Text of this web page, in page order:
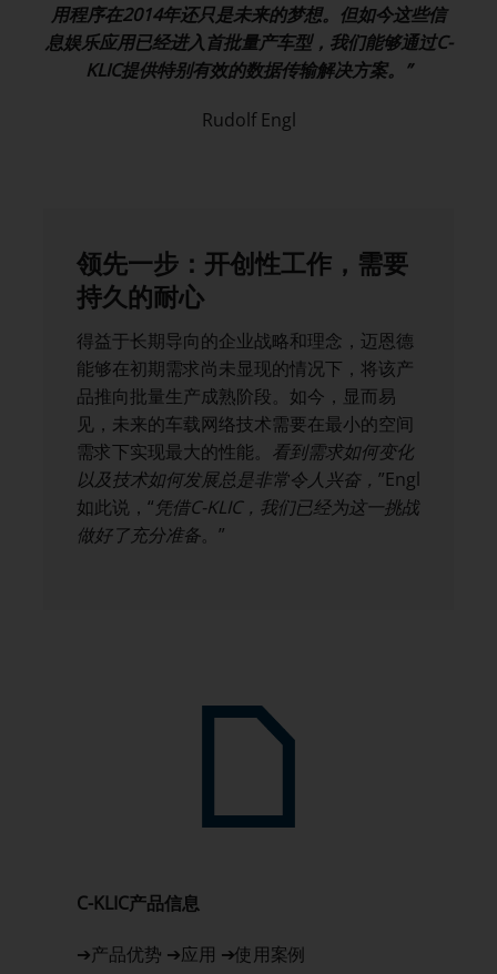
用程序在2014年还只是未来的梦想。但如今这些信
息娱乐应用已经进入首批量产车型，我们能够通过C-
KLIC提供特别有效的数据传输解决方案。”
Rudolf Engl
领先一步：开创性工作，需要
持久的耐心
得益于长期导向的企业战略和理念，迈恩德
能够在初期需求尚未显现的情况下，将该产
品推向批量生产成熟阶段。如今，显而易
见，未来的车载网络技术需要在最小的空间
需求下实现最大的性能。 看到需求如何变化
以及技术如何发展总是非常令人兴奋， ”Engl
如此说，“凭借C-KLIC，我们已经为这一挑战
做好了充分准备。”
C-KLIC产品信息
➔产品优势 ➔应用 ➔使用案例